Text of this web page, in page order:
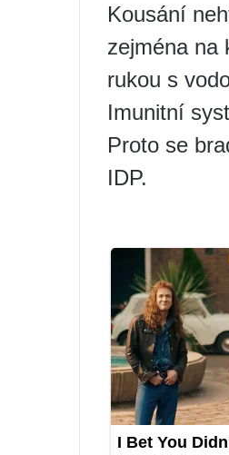
Kousání
zejména na
rukou s
Imunitní
Proto se
IDP.